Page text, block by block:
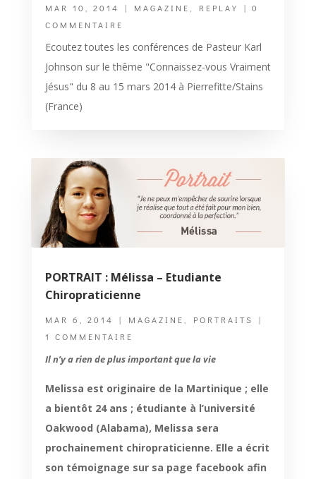
MAR 10, 2014 | MAGAZINE REPLAY
| 0
COMMENTAIRE
Ecoutez toutes les conférences de Pasteur Karl
Johnson sur le thême "Connaissez-vous Vraiment
Jésus" du 8 au 15 mars 2014 à Pierrefitte/Stains
(France)
PORTRAIT : Mélissa – Etudiante
Chiropraticienne
MAR 6, 2014 | MAGAZINE PORTRAITS
|
1 COMMENTAIRE
Il n’y a rien de plus important que la vie
Melissa est originaire de la Martinique ; elle
a bientôt 24 ans ; étudiante à l’université
Oakwood (Alabama), Melissa sera
prochainement chiropraticienne. Elle a écrit
son témoignage sur sa page facebook afin